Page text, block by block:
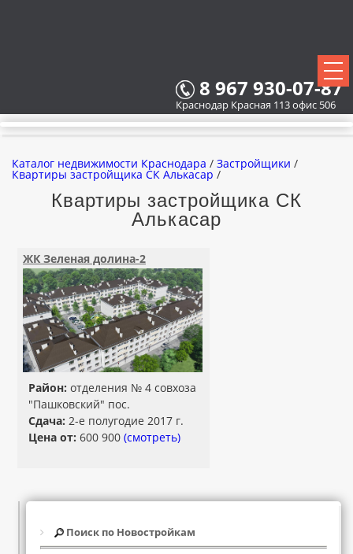
8 967 930-07-87
Краснодар Красная 113 офис 506
ВСЕ НОВОСТРОЙКИ
КАРТА НОВОСТРОЕК
ЗАСТРОЙЩИКИ
ВСЕ КОТТЕДЖНЫЕ ПОСЕЛКИ
Каталог недвижимости Краснодара / Застройщики /
Квартиры застройщика СК Алькасар /
Квартиры застройщика СК
Алькасар
ЖК Зеленая долина-2
Район: отделения № 4 совхоза
"Пашковский" пос.
Сдача: 2-е полугодие 2017 г.
Цена от: 600 900 (смотреть)
Поиск по Новостройкам